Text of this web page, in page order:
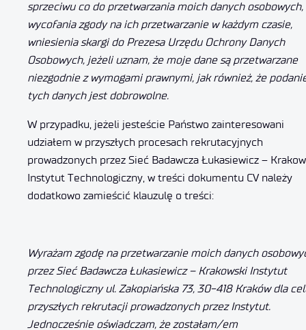
sprzeciwu co do przetwarzania moich danych osobowych,
wycofania zgody na ich przetwarzanie w każdym czasie,
wniesienia skargi do Prezesa Urzędu Ochrony Danych
Osobowych, jeżeli uznam, że moje dane są przetwarzane
niezgodnie z wymogami prawnymi, jak również, że
tych danych jest dobrowolne.
W przypadku, jeżeli jesteście Państwo zainteresowani
udziałem w przyszłych procesach rekrutacyjnych
prowadzonych przez Sieć Badawcza Łukasiewicz –
Instytut Technologiczny, w treści dokumentu CV należy
dodatkowo zamieścić klauzulę o treści:
Wyrażam zgodę na przetwarzanie moich danych
przezSieć Badawcza Łukasiewicz – Krakowski Instytut
Technologiczny ul. Zakopiańska 73, 30-418 Kraków dla
przyszłych rekrutacji prowadzonych przez Instytut.
Jednocześnie oświadczam, że zostałam/em